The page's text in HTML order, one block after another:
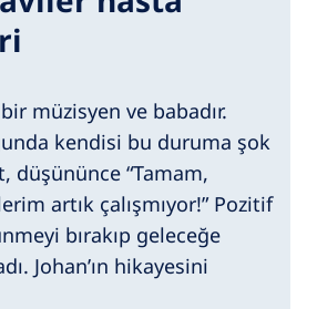
müzisyen ve babadır.
kendisi bu duruma şok
düşününce “Tamam,
artık çalışmıyor!” Pozitif
bırakıp geleceğe
Johan’ın hikayesini